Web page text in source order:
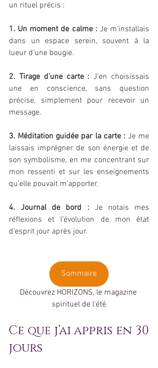
un rituel précis :
1. Un moment de calme : Je m’installais
dans un espace serein, souvent à la
lueur d’une bougie.
2. Tirage d’une carte : J’en choisissais
une en conscience, sans question
précise, simplement pour recevoir un
message.
3. Méditation guidée par la carte : Je me
laissais imprégner de son énergie et de
son symbolisme, en me concentrant sur
mon ressenti et sur les enseignements
qu’elle pouvait m’apporter.
4. Journal de bord : Je notais mes
réflexions et l’évolution de mon état
d’esprit jour après jour.
Sommaire
Découvrez HORIZONS, le magazine
spirituel de l'été
Ce que j’ai appris en 30
jours